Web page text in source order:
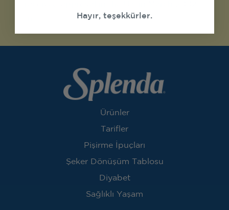
Ürünler
Tarifler
Pişirme İpuçları
Şeker Dönüşüm Tablosu
Diyabet
Sağlıklı Yaşam
Hayır, teşekkürler.